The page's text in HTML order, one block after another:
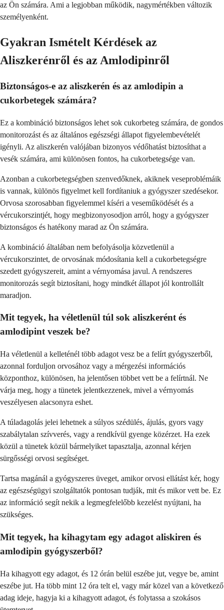
az Ön számára. Ami a legjobban működik, nagymértékben változik
személyenként.
Gyakran Ismételt Kérdések az
Aliszkerénről és az Amlodipinről
Biztonságos-e az aliszkerén és az amlodipin a
cukorbetegek számára?
Ez a kombináció biztonságos lehet sok cukorbeteg számára, de gondos
monitorozást és az általános egészségi állapot figyelembevételét
igényli. Az aliszkerén valójában bizonyos védőhatást biztosíthat a
vesék számára, ami különösen fontos, ha cukorbetegsége van.
Azonban a cukorbetegségben szenvedőknek, akiknek veseproblémáik
is vannak, különös figyelmet kell fordítaniuk a gyógyszer szedésekor.
Orvosa szorosabban figyelemmel kíséri a veseműködését és a
vércukorszintjét, hogy megbizonyosodjon arról, hogy a gyógyszer
biztonságos és hatékony marad az Ön számára.
A kombináció általában nem befolyásolja közvetlenül a
vércukorszintet, de orvosának módosítania kell a cukorbetegségre
szedett gyógyszereit, amint a vérnyomása javul. A rendszeres
monitorozás segít biztosítani, hogy mindkét állapot jól kontrollált
maradjon.
Mit tegyek, ha véletlenül túl sok aliszkerént és
amlodipint veszek be?
Ha véletlenül a kelleténél több adagot vesz be a felírt gyógyszerből,
azonnal forduljon orvosához vagy a mérgezési információs
központhoz, különösen, ha jelentősen többet vett be a felírtnál. Ne
várja meg, hogy a tünetek jelentkezzenek, mivel a vérnyomás
veszélyesen alacsonyra eshet.
A túladagolás jelei lehetnek a súlyos szédülés, ájulás, gyors vagy
szabálytalan szívverés, vagy a rendkívül gyenge közérzet. Ha ezek
közül a tünetek közül bármelyiket tapasztalja, azonnal kérjen
sürgősségi orvosi segítséget.
Tartsa magánál a gyógyszeres üveget, amikor orvosi ellátást kér, hogy
az egészségügyi szolgáltatók pontosan tudják, mit és mikor vett be. Ez
az információ segít nekik a legmegfelelőbb kezelést nyújtani, ha
szükséges.
Mit tegyek, ha kihagytam egy adagot aliskiren és
amlodipin gyógyszerből?
Ha kihagyott egy adagot, és 12 órán belül eszébe jut, vegye be, amint
eszébe jut. Ha több mint 12 óra telt el, vagy már közel van a következő
adag ideje, hagyja ki a kihagyott adagot, és folytassa a szokásos